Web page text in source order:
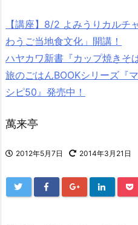
【講座】8/2 よみうりカルチ
わうご当地食文化」開講！
ハヤカワ新書『カップ焼きそ
旅のごはんBOOKシリーズ『
シピ50』発売中！
萬来亭
2012年5月7日 2014年3月21日